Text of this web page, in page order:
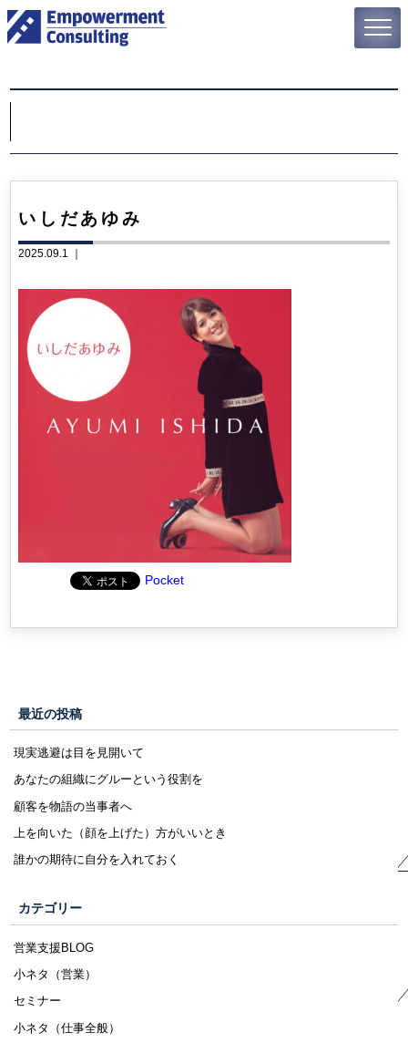
いしだあゆみ
2025.09.1 ｜
Pocket
最近の投稿
現実逃避は目を見開いて
あなたの組織にグルーという役割を
顧客を物語の当事者へ
上を向いた（顔を上げた）方がいいとき
誰かの期待に自分を入れておく
カテゴリー
営業支援BLOG
小ネタ（営業）
セミナー
小ネタ（仕事全般）